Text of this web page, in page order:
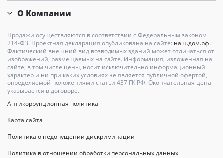
О Компании
Продажи осуществляются в соответствии с Федеральным законом
214-Ф3. Проектная декларация опубликована на сайте: наш.дом.рф.
Фактический внешний вид возводимых зданий может отличаться от
изображений, размещаемых на сайте. Информация, изложенная на
сайте, в том числе цены, носит исключительно информационный
характер и ни при каких условиях не является публичной офертой,
определяемой положениями статьи 437 ГК РФ. Окончательная цена
указывается в договоре.
Антикоррупционная политика
Карта сайта
Политика о недопущении дискриминации
Политика в отношении обработки персональных данных